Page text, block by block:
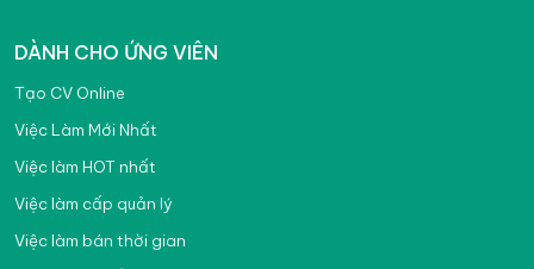
DÀNH CHO ỨNG VIÊN
Tạo CV Online
Việc Làm Mới Nhất
Việc làm HOT nhất
Việc làm cấp quản lý
Việc làm bán thời gian